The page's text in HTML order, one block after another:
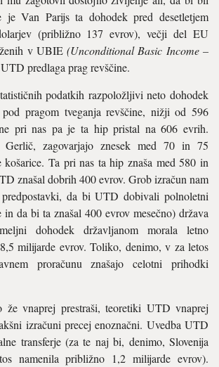
je Van Parijs ta dohodek pred desetletjem
(približno 137 evrov), večji del EU
v UBIE(Unconditional Basic Income –
predlaga prag revščine.
podatkih razpoložljivi neto dohodek
pragom tveganja revščine, nižji od 596
pri nas pa je ta hip pristal na 606 evrih.
Gerlič, zagovarjajo znesek med 70 in 75
Ta pri nas ta hip znaša med 580 in
znašal dobrih 400 evrov. Grob izračun nam
da bi UTD dobivali polnoletni
da bi ta znašal 400 evrov mesečno) država
dohodek državljanom morala letno
milijarde evrov. Toliko, denimo, v za letos
proračunu znašajo celotni prihodki
že vnaprej prestraši, teoretiki UTD vnaprej
izračuni precej enoznačni. Uvedba UTD
transferje (za te naj bi, denimo, Slovenija
namenila približno 1,2 milijarde evrov).